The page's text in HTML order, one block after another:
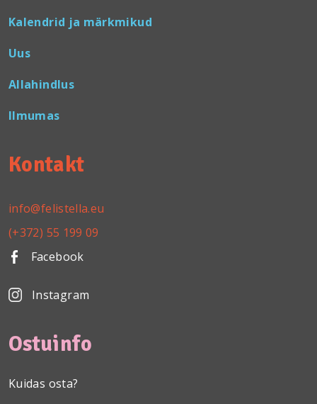
Kalendrid ja märkmikud
Uus
Allahindlus
Ilmumas
Kontakt
info@felistella.eu
(+372) 55 199 09
Facebook
Instagram
Ostuinfo
Kuidas osta?